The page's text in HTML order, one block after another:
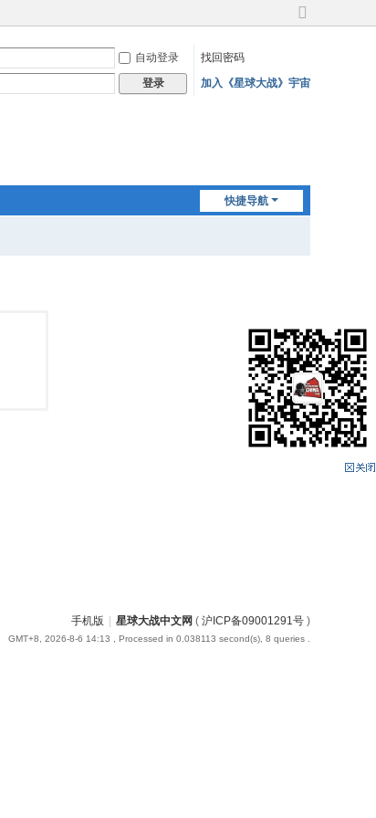
切
宽
自动登录
找回密码
登录 加入《星球大战》宇宙
快捷导航
手机版 星球大战中文网 ( 沪ICP备09001291号 )
GMT+8, 2026-8-6 14:13 , Processed in 0.038113 second(s), 8 queries .